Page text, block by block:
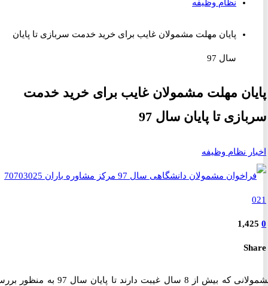
نظام وظیفه
پایان مهلت مشمولان غایب برای خرید خدمت سربازی تا پایان
سال 97
مهلت مشمولان غایب برای خرید خدمت
تا پایان سال 97
نظام وظیفه
مشمولانی که بیش از 8 سال غیبت دارند تا پایان سال 97 به منظور بررسی